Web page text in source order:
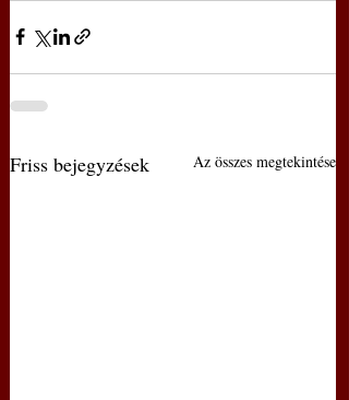
Friss bejegyzések Az összes megtekintése